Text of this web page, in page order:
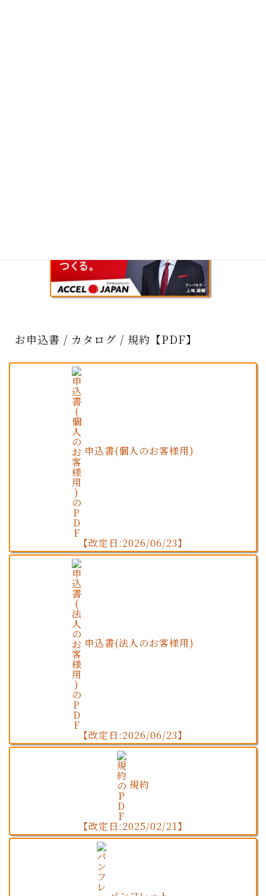
お申込書 / カタログ / 規約【PDF】
申込書(個人のお客様用)
【改定日:2026/06/23】
申込書(法人のお客様用)
【改定日:2026/06/23】
規約
【改定日:2025/02/21】